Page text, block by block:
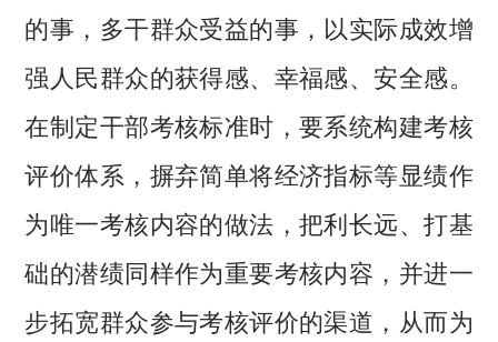
的事，多干群众受益的事，以实际成效增
强人民群众的获得感、幸福感、安全感。
在制定干部考核标准时，要系统构建考核
评价体系，摒弃简单将经济指标等显绩作
为唯一考核内容的做法，把利长远、打基
础的潜绩同样作为重要考核内容，并进一
步拓宽群众参与考核评价的渠道，从而为